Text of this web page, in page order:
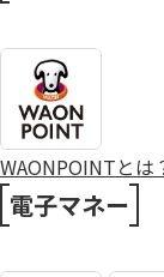
WAONPOINTとは
電子マネー